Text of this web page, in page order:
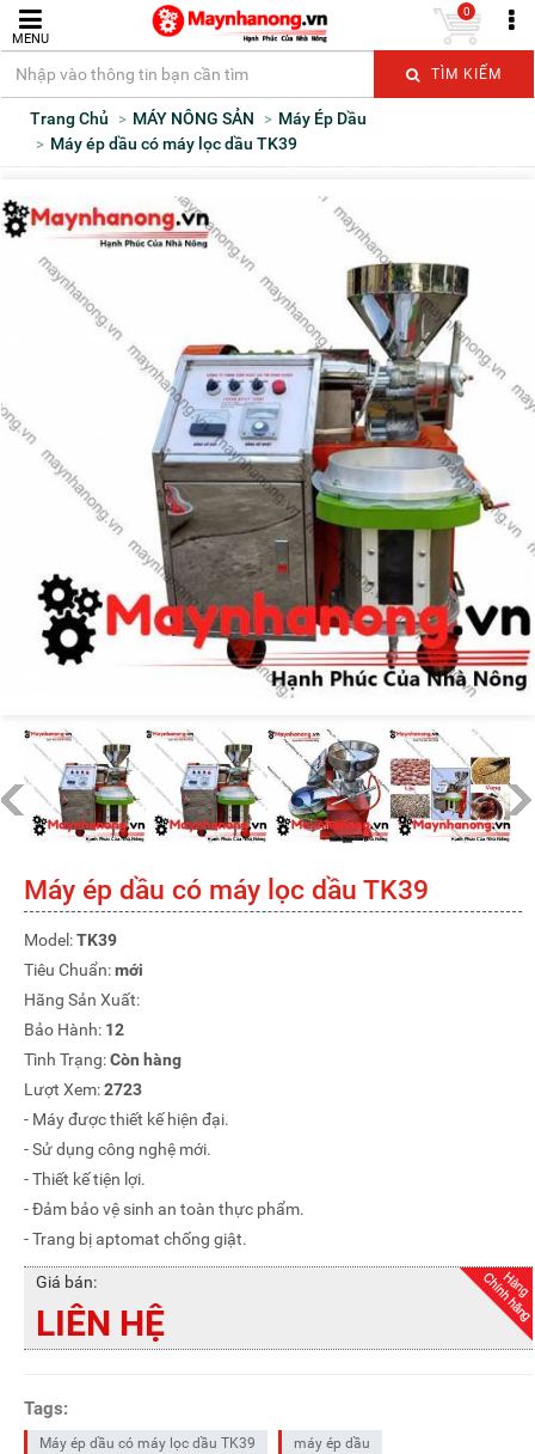
MENU
TÌM KIẾM
0
Trang Chủ MÁY NÔNG SẢN
Máy Ép Dầu
Máy ép dầu có máy lọc dầu TK39
Máy ép dầu có máy lọc dầu TK39
Model:TK39
Tiêu Chuẩn:mới
Hãng Sản Xuất:
Bảo Hành: 12
Tình Trạng:Còn hàng
Lượt Xem:2723
- Máy được thiết kế hiện đại.
- Sử dụng công nghệ mới.
- Thiết kế tiện lợi.
- Đảm bảo vệ sinh an toàn thực phẩm.
- Trang bị aptomat chống giật.
Giá bán:
LIÊN HỆ
Tags:
Máy ép dầu có máy lọc dầu TK39
máy ép dầu